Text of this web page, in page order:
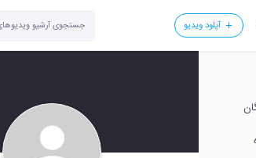
آپلود ویدیو